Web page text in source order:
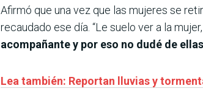
Afirmó que una vez que las mujeres se
recaudado ese día. “Le suelo ver a la
acompañante y por eso no dudé de
Lea también: Reportan lluvias y